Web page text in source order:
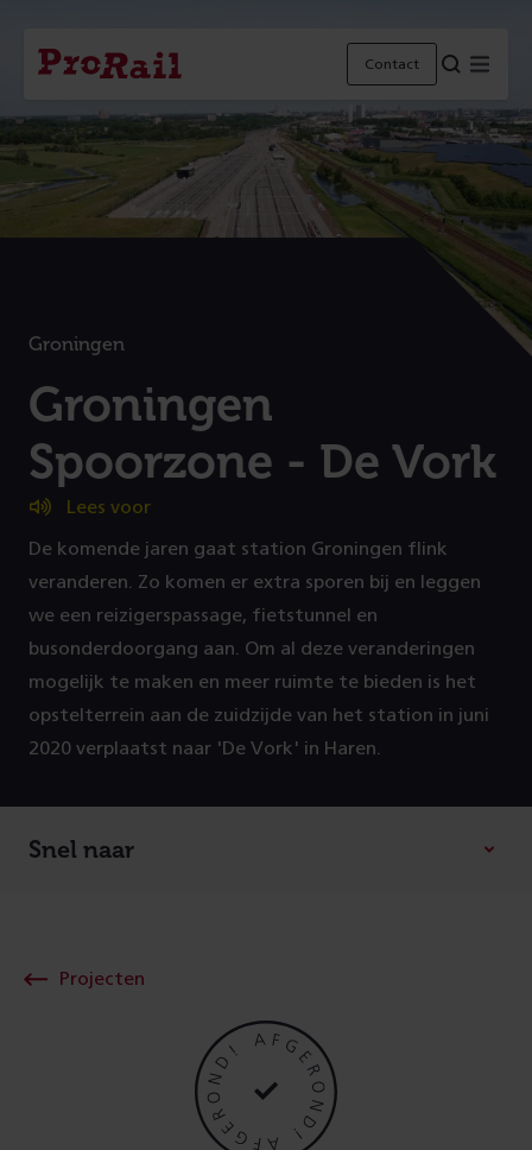
Navigatie
Homepage Contact
Groningen
:
Groningen
Spoorzone - De Vork
(
P
r
o
j
e
c
g
Lees voor
De komende jaren gaat station Groningen flink
veranderen. Zo komen er extra sporen bij en leggen
we een reizigerspassage, fietstunnel en
busonderdoorgang aan. Om al deze veranderingen
mogelijk te maken en meer ruimte te bieden is het
opstelterrein aan de zuidzijde van het station in juni
2020 verplaatst naar 'De Vork' in Haren.
Snel naar
Projecten